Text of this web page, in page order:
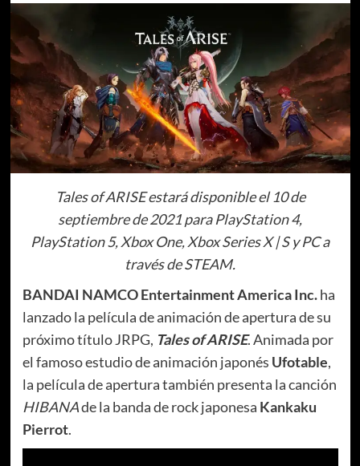
Tales of ARISE estará disponible el 10 de
septiembre de 2021 para PlayStation 4,
PlayStation 5, Xbox One, Xbox Series X | S y PC a
través de STEAM.
BANDAI NAMCO Entertainment America Inc.ha
lanzado la película de animación de apertura de su
próximo título JRPG, Tales of ARISE. Animada por
el famoso estudio de animación japonés Ufotable,
la película de apertura también presenta la canción
HIBANAde la banda de rock japonesa Kankaku
Pierrot.